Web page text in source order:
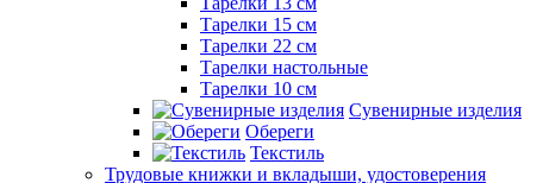
Тарелки 15 см
Тарелки 22 см
Тарелки настольные
Тарелки 10 см
Сувенирные изделия
Обереги
Текстиль
Трудовые книжки и вкладыши, удостоверения